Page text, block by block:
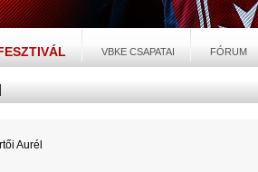
VBKE CSAPATAI FÓRUM
Aurél